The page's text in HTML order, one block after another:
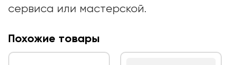
сервиса или мастерской.
Похожие товары